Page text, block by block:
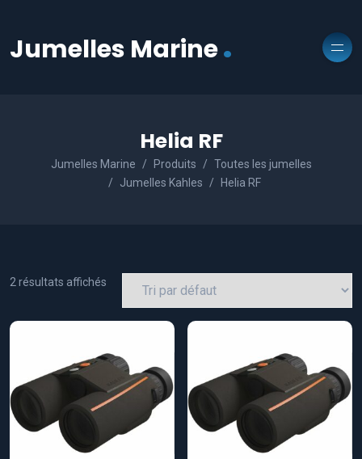
Jumelles Marine.
Helia RF
Jumelles Marine Produits
Toutes les jumelles
Jumelles Kahles
Helia RF
2 résultats affichés